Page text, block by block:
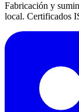
Fabricación y
local. Certificados